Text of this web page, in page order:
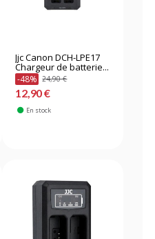
Jjc Canon DCH-LPE17
Chargeur de batterie...
-48% 24,90 €
12,90 €
En stock